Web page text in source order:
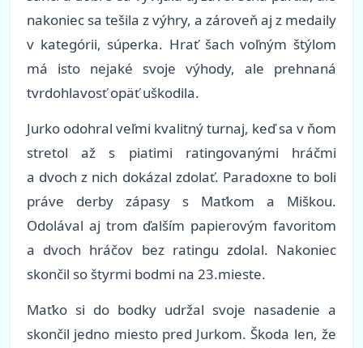
nakoniec sa tešila z výhry, a zároveň aj z medaily
v kategórii, súperka. Hrať šach voľným štýlom
má isto nejaké svoje výhody, ale prehnaná
tvrdohlavosť opäť uškodila.
Jurko odohral veľmi kvalitný turnaj, keď sa v ňom
stretol až s piatimi ratingovanými hráčmi
a dvoch z nich dokázal zdolať. Paradoxne to boli
práve derby zápasy s Maťkom a Miškou.
Odolával aj trom ďalším papierovým favoritom
a dvoch hráčov bez ratingu zdolal. Nakoniec
skončil so štyrmi bodmi na 23.mieste.
Maťko si do bodky udržal svoje nasadenie a
skončil jedno miesto pred Jurkom. Škoda len, že